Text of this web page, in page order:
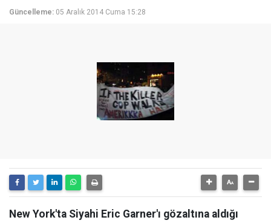
Güncelleme: 05 Aralık 2014 Cuma 15:28
New York'ta Siyahi Eric Garner'ı gözaltına aldığı